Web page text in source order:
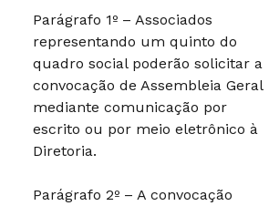
Parágrafo 1º – Associados
representando um quinto do
quadro social poderão solicitar a
convocação de Assembleia Geral
mediante comunicação por
escrito ou por meio eletrônico à
Diretoria.
Parágrafo 2º – A convocação